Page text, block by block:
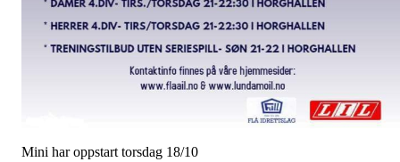
Mini har oppstart torsdag 18/10